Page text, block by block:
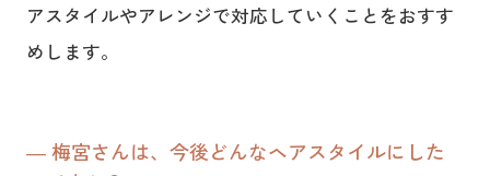
アスタイルやアレンジで対応していくことをおすす
めします。
― 梅宮さんは、今後どんなヘアスタイルにした